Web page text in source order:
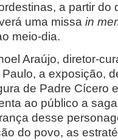
a partir do
uma missa in
meio-dia.
Araújo, diretor-
a exposição,
de Padre Cícero
ao público a
desse
do povo, as